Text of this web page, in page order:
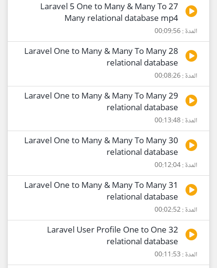
27 Laravel 5 One to Many & Many To
Many relational database mp4
المدة : 00:09:56
28 Laravel One to Many & Many To Many
relational database
المدة : 00:08:26
29 Laravel One to Many & Many To Many
relational database
المدة : 00:13:48
30 Laravel One to Many & Many To Many
relational database
المدة : 00:12:04
31 Laravel One to Many & Many To Many
relational database
المدة : 00:02:52
32 Laravel User Profile One to One
relational database
المدة : 00:11:53